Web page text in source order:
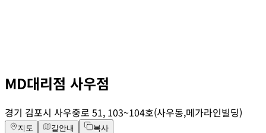
MD대리점 사우점
경기 김포시 사우중로 51, 103~104호(사우동,메가라인빌딩)
지도 길안내 복사